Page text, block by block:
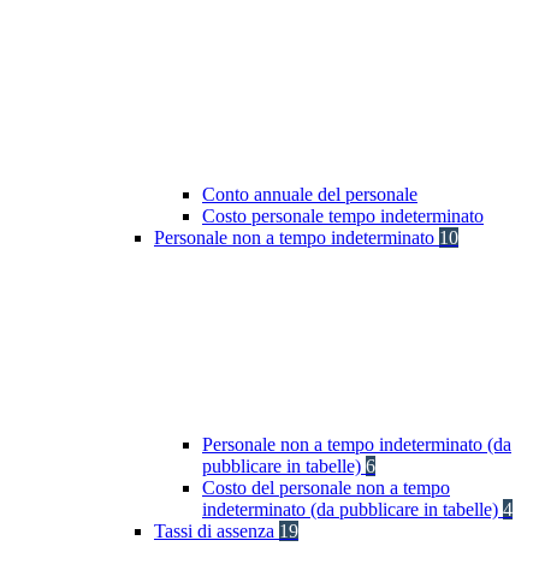
Conto annuale del personale
Costo personale tempo indeterminato
Personale non a tempo indeterminato 10
Personale non a tempo indeterminato (da
pubblicare in tabelle) 6
Costo del personale non a tempo
indeterminato (da pubblicare in tabelle) 4
Tassi di assenza 19